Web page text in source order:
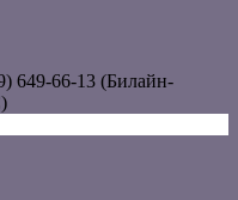
649-66-13 (Билайн-